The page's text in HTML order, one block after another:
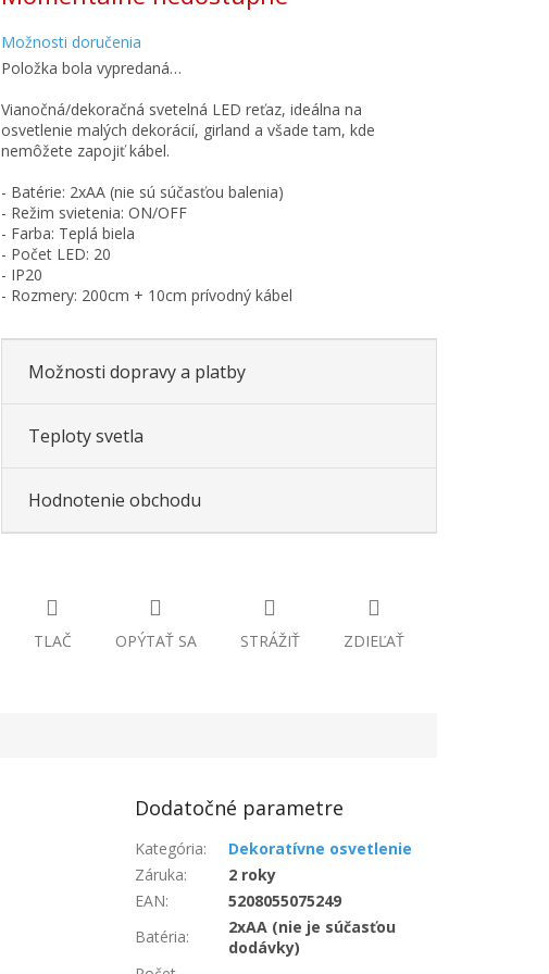
Možnosti doručenia
Položka bola vypredaná…
Vianočná/dekoračná svetelná LED reťaz, ideálna na
osvetlenie malých dekorácií, girland a všade tam, kde
nemôžete zapojiť kábel.
- Batérie: 2xAA (nie sú súčasťou balenia)
- Režim svietenia: ON/OFF
- Farba: Teplá biela
- Počet LED: 20
- IP20
- Rozmery: 200cm + 10cm prívodný kábel
Možnosti dopravy a platby
Teploty svetla
Hodnotenie obchodu
TLAČ OPÝTAŤ SA STRÁŽIŤ ZDIEĽAŤ
Dodatočné parametre
Kategória:
Dekoratívne osvetlenie
Záruka:
2 roky
EAN:
5208055075249
Batéria:
2xAA (nie je súčasťou
dodávky)